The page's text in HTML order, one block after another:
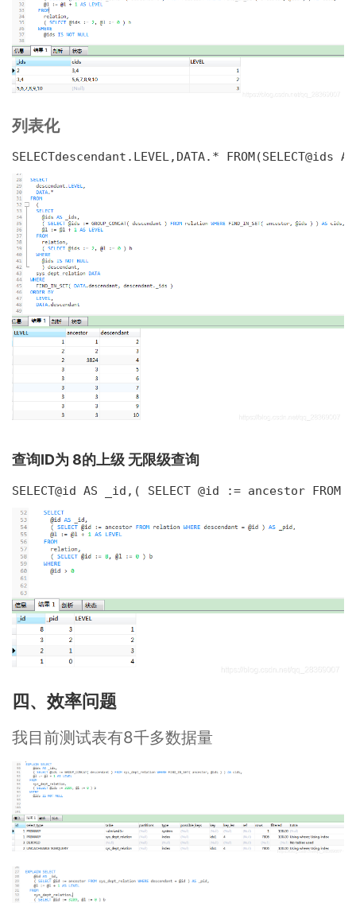
列表化
SELECTdescendant.LEVEL,DATA.*
查询ID为 8的上级 无限级查询
SELECT@id AS _id,( SELECT @id := ancestor
四、效率问题
我目前测试表有8千多数据量